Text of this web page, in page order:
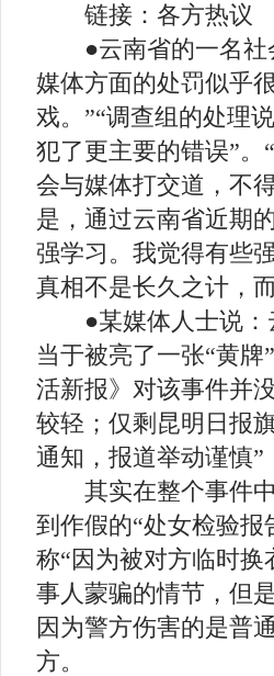
链接：各方热议
●云南省的一名社会
媒体方面的处罚似乎
戏。”“调查组的处理
犯了更主要的错误”
会与媒体打交道，不
是，通过云南省近期
强学习。我觉得有些
真相不是长久之计，
●某媒体人士说：
当于被亮了一张“黄
活新报》对该事件并
较轻；仅剩昆明日报
通知，报道举动谨慎”
其实在整个事件中
到作假的“处女检验
称“因为被对方临时
事人蒙骗的情节，但
因为警方伤害的是普
方。